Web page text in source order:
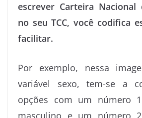
escrever Carteira Nacional
no seu TCC, você codifica
facilitar.
Por exemplo, nessa
variável sexo, tem-se a
opções com um número